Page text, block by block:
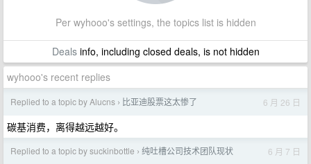
Per wyhooo's settings, the topics list is hidden
Dealsinfo, including closed deals, is not hidden
wyhooo's recent replies
Replied to a topic by Alucns › 比亚迪股票这太惨了 6 月 26 日
碳基消费，离得越远越好。
Replied to a topic by suckinbottle › 纯吐槽公司技术团队现状 6 月 7 日